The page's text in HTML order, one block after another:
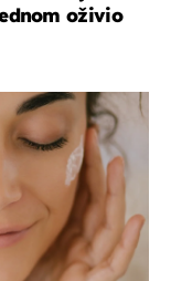
oživio